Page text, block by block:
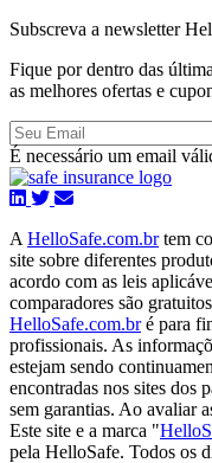
Subscreva a newsletter
Fique por dentro das
as melhores ofertas e
É necessário um email
A HelloSafe.com.brtem
site sobre diferentes
acordo com as leis
comparadores são
HelloSafe.com.bré para
profissionais. As
estejam sendo
encontradas nos sites dos
sem garantias. Ao avaliar
Este site e a marca "
pela HelloSafe. Todos os